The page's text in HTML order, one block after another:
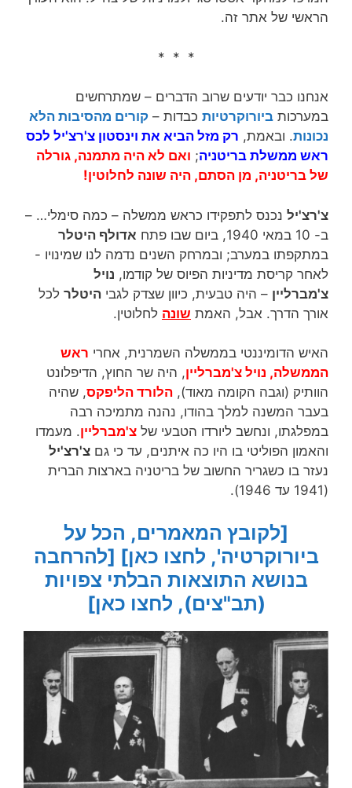
הראשי של אתר זה.
* * *
אנחנו כבר יודעים שרוב הדברים – שמתרחשים
במערכות ביורוקרטיות כבדות – קורים מהסיבות הלא
נכונות. ובאמת, רק מזל הביא את וינסטון צ'רצ'יל לכס
ראש ממשלת בריטניה; ואם לא היה מתמנה, גורלה
של בריטניה, מן הסתם, היה שונה לחלוטין!
צ'רצ'יל נכנס לתפקידו כראש ממשלה – כמה סימלי… –
ב- 10 במאי 1940, ביום שבו פתח
אדולף היטלר
במתקפתו במערב; ובמרחק השנים נדמה לנו שמינויו -
לאחר קריסת מדיניות הפיוס של קודמו, נויל
צ'מברליין – היה טבעית, כיוון שצדק לגבי היטלר לכל
אורך הדרך. אבל, האמת שונה לחלוטין.
האיש הדומיננטי בממשלה השמרנית, אחרי ראש
הממשלה, נויל צ'מברליין, היה שר החוץ, הדיפלונט
הוותיק (וגבה הקומה מאוד), הלורד הליפקס, שהיה
בעבר המשנה למלך בהודו, נהנה מתמיכה רבה
במפלגתו, ונחשב ליורדו הטבעי של צ'מברליין. מעמדו
והאמון הפוליטי בו היו כה איתנים, עד כי גם צ'רצ'יל
נעזר בו כשגריר החשוב של בריטניה בארצות הברית
(1941 עד 1946).
[לקובץ המאמרים, הכל על
ביורוקרטיה', לחצו כאן] [להרחבה
בנושא התוצאות הבלתי צפויות
(תב"צים), לחצו כאן]